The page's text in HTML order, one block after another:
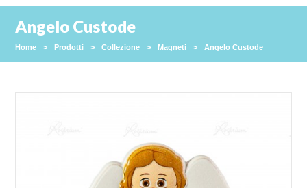
Angelo Custode
Home > Prodotti > Collezione > Magneti > Angelo Custode